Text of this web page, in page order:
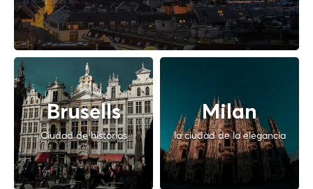
Brusells
Ciudad de historias
Milan
la ciudad de la elegancia